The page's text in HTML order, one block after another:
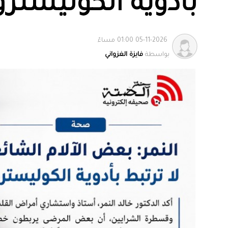
بأدوية
بواسطة فايزة الغزواني